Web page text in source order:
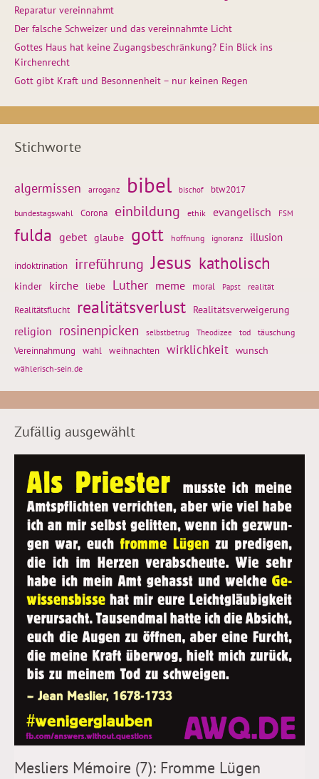
Reparatur vereinnahmt
Der falsche Schweizer und das vereinnahmte Licht
Gottes Haus hat keine Zugangsbeschränkung? Ein Blick ins
Kirchenrecht
Gott gibt Kraft und Besonnenheit – nur keinen Regen
Stichworte
algermissen arroganz bibel bischof btw2017
bundestagswahl Corona einbildung ethik evangelisch FSM
fulda gebet glaube gott hoffnung ignoranz illusion
indoktrination irreführung Jesus katholisch
kinder kirche liebe Luther meme moral Papst realität
Realitätsflucht realitätsverlust Realitätsverweigerung
religion rosinenpicken selbstbetrug Theodizee tod täuschung
Vereinnahmung wahl weihnachten wirklichkeit wunsch
wählerisch-sein.de
Zufällig ausgewählt
Mesliers Mémoire (7): Fromme Lügen